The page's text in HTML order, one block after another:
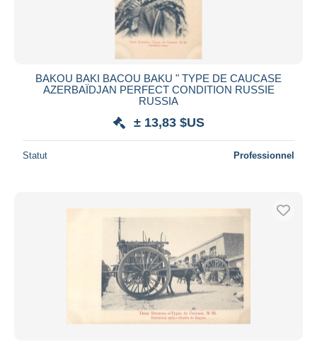
BAKOU BAKI BACOU BAKU " TYPE DE CAUCASE
AZERBAÏDJAN PERFECT CONDITION RUSSIE
RUSSIA
± 13,83 $US
Statut Professionnel